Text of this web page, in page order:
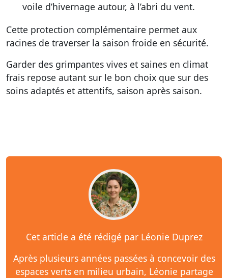
voile d’hivernage autour, à l’abri du vent.
Cette protection complémentaire permet aux
racines de traverser la saison froide en sécurité.
Garder des grimpantes vives et saines en climat
frais repose autant sur le bon choix que sur des
soins adaptés et attentifs, saison après saison.
Cet article a été rédigé par Léonie Duprez
Après plusieurs années passées à concevoir des
espaces verts en milieu urbain, Léonie partage